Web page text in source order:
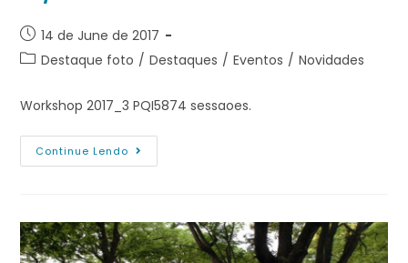
14 de June de 2017
Destaque foto / Destaques / Eventos / Novidades
Workshop 2017_3 PQI5874 sessaoes.
Continue Lendo